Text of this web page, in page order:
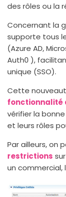
des rôles ou la
Concernant la
supporte tous
(Azure AD,
Auth0 ),
unique (SSO).
Cette
fonctionnalité
vérifier la
et leurs rôles
Par ailleurs, on
restrictions
un commercial,